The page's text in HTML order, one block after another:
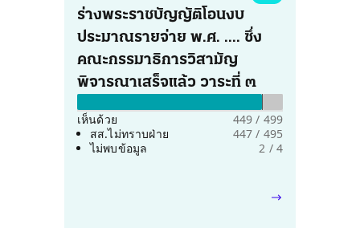
ร่างพระราชบัญญัติโอนงบ
ประมาณรายจ่าย พ.ศ. .... ซึ่ง
คณะกรรมาธิการวิสามัญ
พิจารณาเสร็จแล้ว วาระที่ ๓
เห็นด้วย
449 / 499
สส.ไม่ทราบฝ่าย
447 / 495
ไม่พบข้อมูล
2 / 4